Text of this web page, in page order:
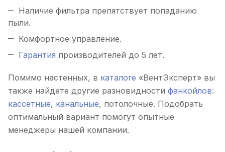
Наличие фильтра препятствует попаданию
пыли.
Комфортное управление.
Гарантия производителей до 5 лет.
Помимо настенных, в каталоге «ВентЭксперт» вы
также найдете другие разновидности фанкойлов:
кассетные, канальные, потолочные. Подобрать
оптимальный вариант помогут опытные
менеджеры нашей компании.